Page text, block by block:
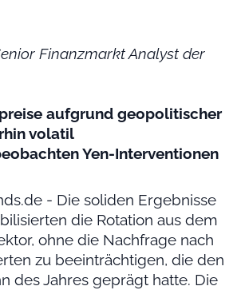
Finanzmarkt Analyst der
aufgrund geopolitischer
volatil
Yen-Interventionen
- Die soliden Ergebnisse
die Rotation aus dem
ohne die Nachfrage nach
zu beeinträchtigen, die den
des Jahres geprägt hatte. Die